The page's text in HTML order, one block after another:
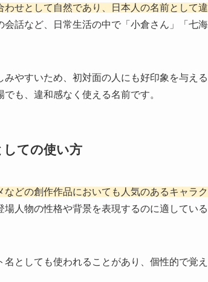
わせとして自然であり、日本人の名前として違
話など、日常生活の中で「小倉さん」「七
やすいため、初対面の人にも好印象を与える
も、違和感なく使える名前です。
ての使い方
などの創作作品においても人気のあるキャラ
人物の性格や背景を表現するのに適してい
名としても使われることがあり、個性的で覚